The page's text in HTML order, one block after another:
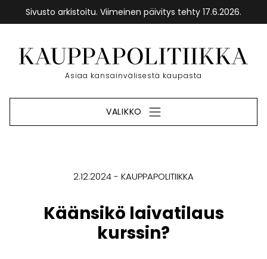
Sivusto arkistoitu. Viimeinen päivitys tehty 17.6.2026.
sisältöön
Etusivu
Asiaa kansainvälisestä kaupasta
VALIKKO
2.12.2024 KAUPPAPOLITIIKKA
Käänsikö laivatilaus
kurssin?